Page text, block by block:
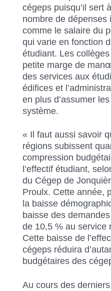
cégeps puisqu’il sert
nombre de dépenses
comme le salaire du
qui varie en fonction
étudiant. Les
petite marge de
des services aux
édifices et
en plus d’assumer
système.
« Il faut aussi savoir
régions subissent
compression
l’effectif étudiant,
du Cégep de
Proulx. Cette année,
la baisse
baisse des
de 10,5 % au service
Cette baisse de
cégeps réduira
budgétaires des
Au cours des